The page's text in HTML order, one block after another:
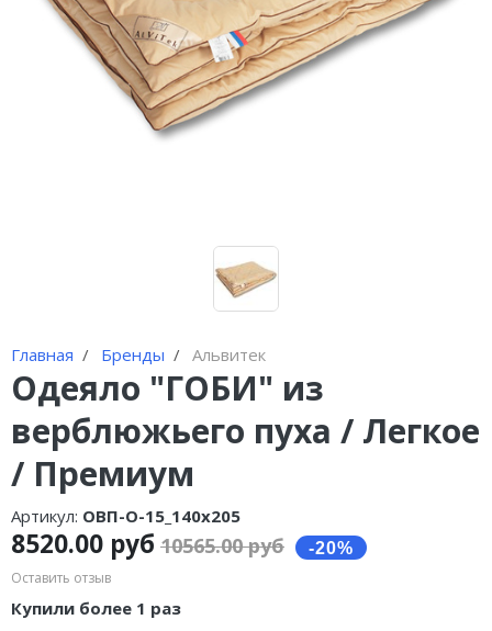
Главная Бренды Альвитек
Одеяло "ГОБИ" из
верблюжьего пуха / Легкое
/ Премиум
Артикул: ОВП-О-15_140х205
8520.00 руб 10565.00 руб
Оставить отзыв
Купили более 1 раз
Шорты шерстяные
Наколенники из шерсти
Воротники шерстяные